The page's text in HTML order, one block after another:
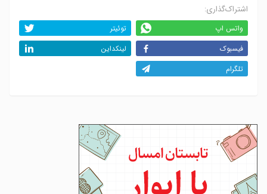
اشتراک‌گذاری:
واتس اپ
توئیتر
فیسبوک
لینکداین
تلگرام